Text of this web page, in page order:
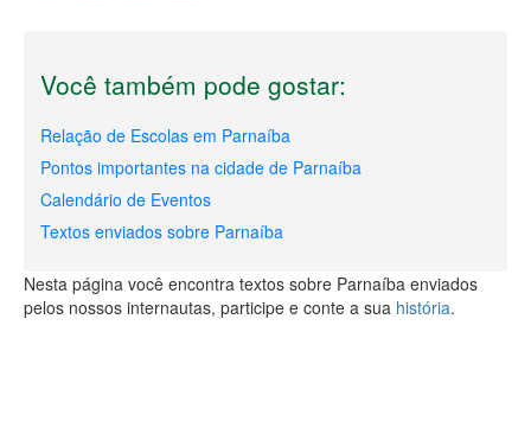
Você também pode gostar:
Relação de Escolas em Parnaíba
Pontos importantes na cidade de Parnaíba
Calendário de Eventos
Textos enviados sobre Parnaíba
Nesta página você encontra textos sobre Parnaíba enviados
pelos nossos internautas, participe e conte a sua história.